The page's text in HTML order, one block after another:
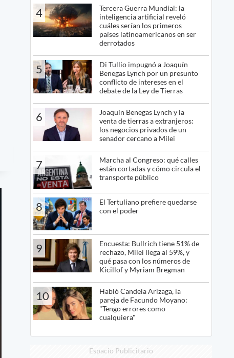
4
Tercera Guerra Mundial: la
inteligencia artificial reveló
cuáles serían los primeros
países latinoamericanos en ser
derrotados
5
Di Tullio impugnó a Joaquín
Benegas Lynch por un presunto
conflicto de intereses en el
debate de la Ley de Tierras
6
Joaquín Benegas Lynch y la
venta de tierras a extranjeros:
los negocios privados de un
senador cercano a Milei
7
Marcha al Congreso: qué calles
están cortadas y cómo circula el
transporte público
8
El Tertuliano prefiere quedarse
con el poder
9
Encuesta: Bullrich tiene 51% de
rechazo, Milei llega al 59%, y
qué pasa con los números de
Kicillof y Myriam Bregman
10
Habló Candela Arizaga, la
pareja de Facundo Moyano:
"Tengo errores como
cualquiera"
Espacio Publicitario